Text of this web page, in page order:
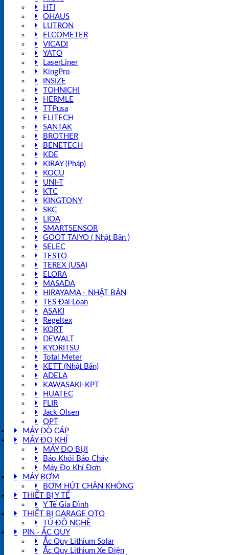
HTI
OHAUS
LUTRON
ELCOMETER
VICADI
YATO
LaserLiner
KingPro
INSIZE
TOHNICHI
HERMLE
TTPusa
ELITECH
SANTAK
BROTHER
BENETECH
KDE
KIRAY (Pháp)
KOCU
UNI-T
KTC
KINGTONY
SKC
LIOA
SMARTSENSOR
GOOT TAIYO ( Nhật Bản )
SELEC
TESTO
TEREX (USA)
ELORA
MASADA
HIRAYAMA - NHẬT BẢN
TES Đài Loan
ASAKI
Regeltex
KORT
DEWALT
KYORITSU
Total Meter
KETT (Nhật Bản)
ADELA
KAWASAKI-KPT
HUATEC
FLIR
Jack Olsen
OPT
MÁY DÒ CÁP
MÁY ĐO KHÍ
MÁY ĐO BỤI
Báo Khói Báo Cháy
Máy Đo Khí Đơn
MÁY BƠM
BƠM HÚT CHÂN KHÔNG
THIẾT BỊ Y TẾ
Y Tế Gia Đình
THIẾT BỊ GARAGE OTO
TỦ ĐỒ NGHỀ
PIN - ẮC QUY
Ắc Quy Lithium Solar
Ắc Quy Lithium Xe Điện